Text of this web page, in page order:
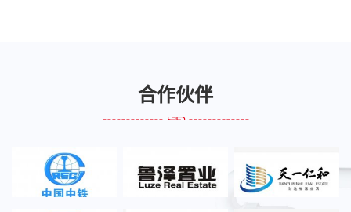
合作伙伴